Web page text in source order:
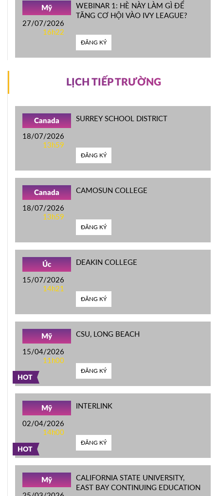
Mỹ
27/07/2026
16h22
WEBINAR 1: HÈ NÀY LÀM GÌ ĐỂ
TĂNG CƠ HỘI VÀO IVY LEAGUE?
ĐĂNG KÝ
LỊCH TIẾP TRƯỜNG
Canada
18/07/2026
13h59
SURREY SCHOOL DISTRICT
ĐĂNG KÝ
Canada
18/07/2026
13h59
CAMOSUN COLLEGE
ĐĂNG KÝ
Úc
15/07/2026
14h21
DEAKIN COLLEGE
ĐĂNG KÝ
HOT
Mỹ
15/04/2026
11h00
CSU, LONG BEACH
ĐĂNG KÝ
HOT
Mỹ
02/04/2026
14h00
INTERLINK
ĐĂNG KÝ
Mỹ
CALIFORNIA STATE UNIVERSITY,
EAST BAY CONTINUING EDUCATION